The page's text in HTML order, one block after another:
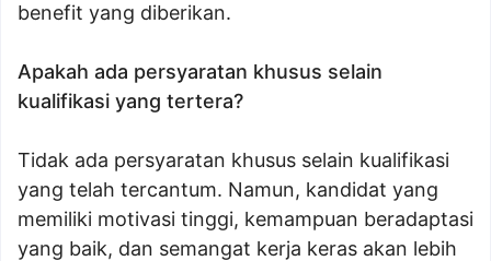
benefit yang diberikan.
Apakah ada persyaratan khusus selain
kualifikasi yang tertera?
Tidak ada persyaratan khusus selain kualifikasi
yang telah tercantum. Namun, kandidat yang
memiliki motivasi tinggi, kemampuan beradaptasi
yang baik, dan semangat kerja keras akan lebih